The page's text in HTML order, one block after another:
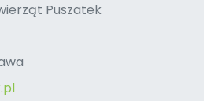
Puszatek